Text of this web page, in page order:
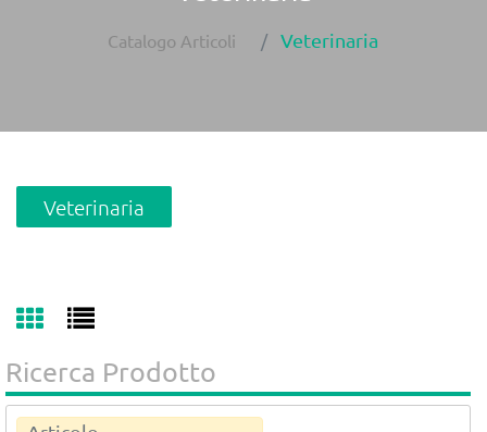
Catalogo Articoli Veterinaria
Veterinaria
Ricerca Prodotto